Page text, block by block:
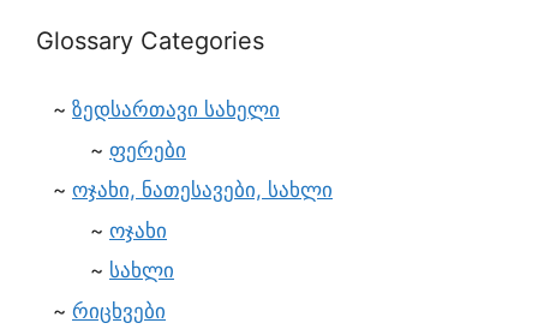
Glossary Categories
ზედსართავი სახელი
ფერები
ოჯახი, ნათესავები, სახლი
ოჯახი
სახლი
რიცხვები